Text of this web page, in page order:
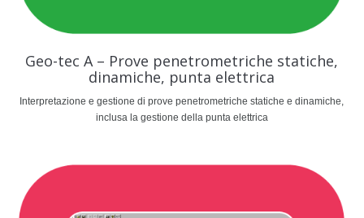
Geo-tec A – Prove penetrometriche statiche,
dinamiche, punta elettrica
Interpretazione e gestione di prove penetrometriche statiche e dinamiche,
inclusa la gestione della punta elettrica